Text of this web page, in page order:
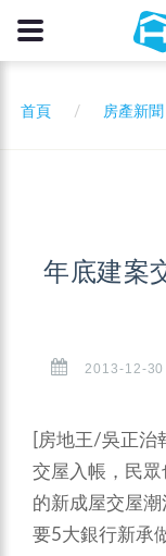
首頁 房產新聞
年底建案
2013-12-30
[房地王/吳正
交屋入帳，民
的新成屋交屋
要5大銀行新承